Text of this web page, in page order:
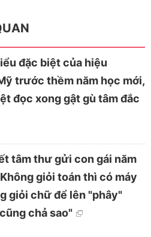
đặc biệt của hiệu
trước thềm năm học mới,
đọc xong gật gù tâm đắc
tâm thư gửi con gái năm
giỏi toán thì có máy
giỏi chữ để lên "phây"
chả sao"